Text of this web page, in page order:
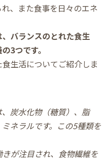
、また食事を日々のエネ
バランスのとれた食生
3つです。
生活についてご紹介しま
炭水化物（糖質）、脂
ネラルです。この5種類を
が注目され、食物繊維を